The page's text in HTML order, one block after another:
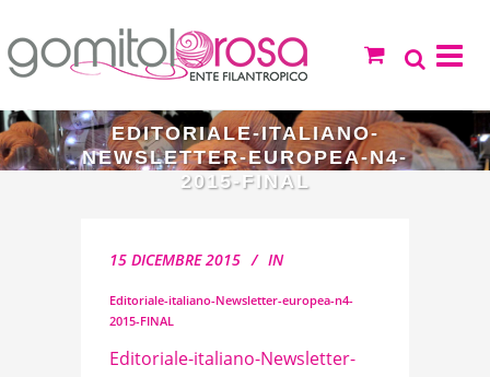
EDITORIALE-ITALIANO-
NEWSLETTER-EUROPEA-N4-
2015-FINAL
15 DICEMBRE 2015 IN
Editoriale-italiano-Newsletter-europea-n4-
2015-FINAL
Editoriale-italiano-Newsletter-